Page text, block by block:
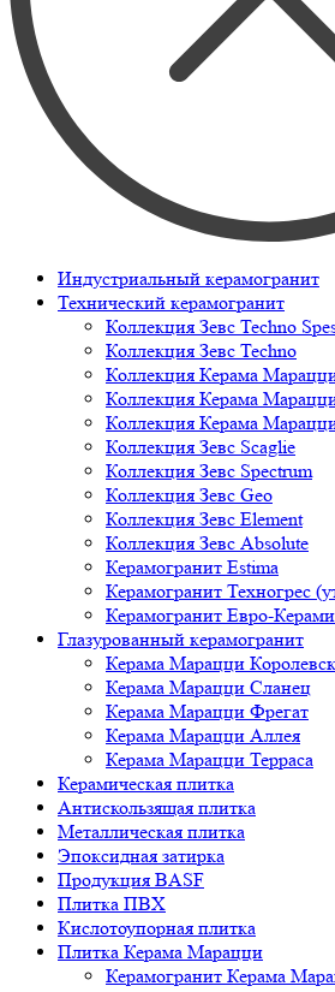
Индустриальный керамогранит
Технический керамогранит
Коллекция Зевс Techno
Коллекция Зевс Techno
Коллекция Керама
Коллекция Керама
Коллекция Керама
Коллекция Зевс Scaglie
Коллекция Зевс Spectrum
Коллекция Зевс Geo
Коллекция Зевс Element
Коллекция Зевс Absolute
Керамогранит Estima
Керамогранит Техногрес
Керамогранит Евро-
Глазурованный керамогранит
Керама Марацци
Керама Марацци Сланец
Керама Марацци Фрегат
Керама Марацци Аллея
Керама Марацци Терраса
Керамическая плитка
Антискользящая плитка
Металлическая плитка
Эпоксидная затирка
Продукция BASF
Плитка ПВХ
Кислотоупорная плитка
Плитка Керама Марацци
Керамогранит Керама